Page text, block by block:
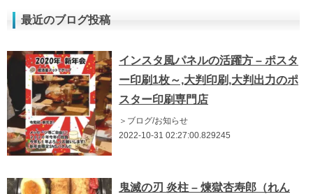
最近のブログ投稿
インスタ風パネルの活躍方 – ポスタ
ー印刷1枚～,大判印刷,大判出力のポ
スター印刷専門店
＞ブログ/お知らせ
2022-10-31 02:27:00.829245
鬼滅の刃 炎柱 – 煉獄杏寿郎（れん